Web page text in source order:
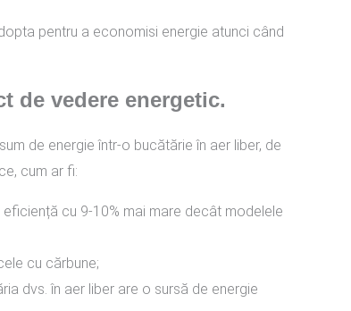
pentru a economisi energie atunci când
de vedere energetic.
de energie într-o bucătărie în aer liber, de
cum ar fi:
cu 9-10% mai mare decât modelele
cu cărbune;
dvs. în aer liber are o sursă de energie